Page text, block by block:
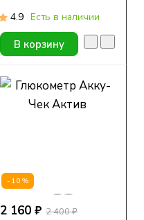
4.9 Есть в наличии
В корзину
-10%
2 160 ₽ 2 400 ₽